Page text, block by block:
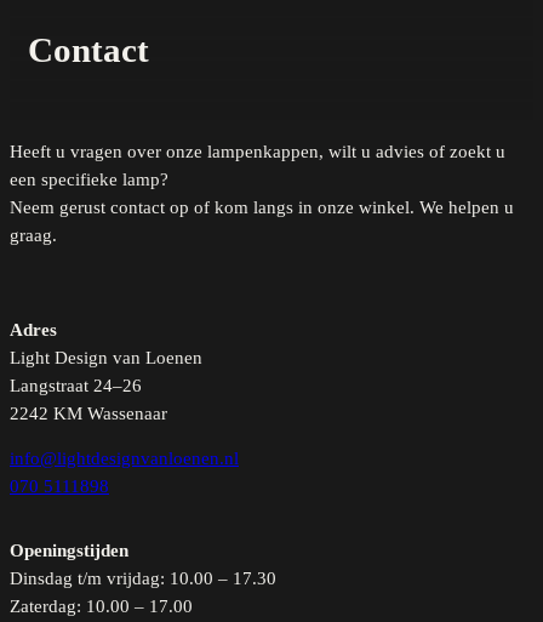
Contact
Heeft u vragen over onze lampenkappen, wilt u advies of zoekt u
een specifieke lamp?
Neem gerust contact op of kom langs in onze winkel. We helpen u
graag.
Adres
Light Design van Loenen
Langstraat 24–26
2242 KM Wassenaar
info@lightdesignvanloenen.nl
070 5111898
Openingstijden
Dinsdag t/m vrijdag: 10.00 – 17.30
Zaterdag: 10.00 – 17.00